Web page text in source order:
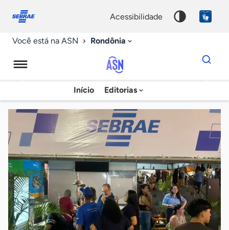
conosco
acessibilidade
Você está na ASN Rondônia
Agência
Sebrae
de
Notícias
Início Editorias
Dados
para
chave